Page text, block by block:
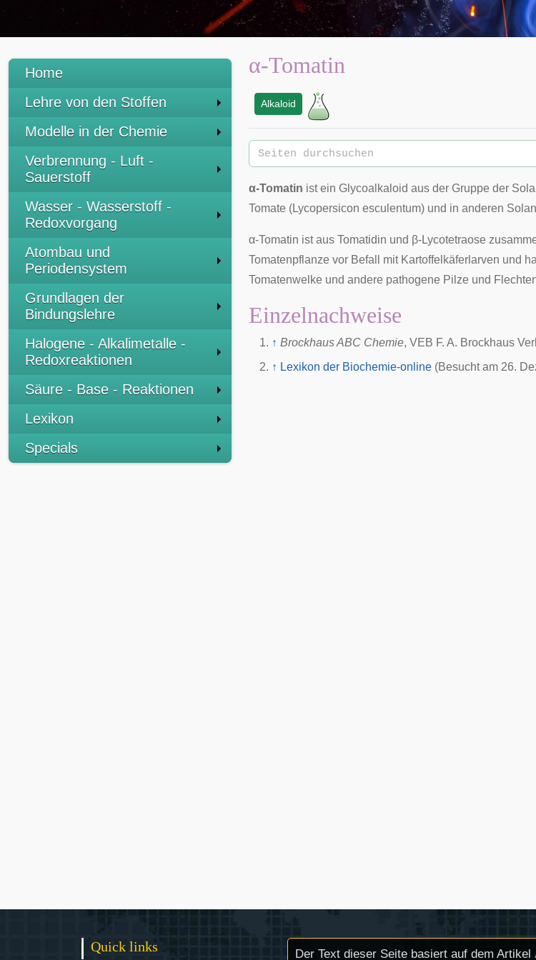
Home
Lehre von den Stoffen
Modelle in der Chemie
Verbrennung - Luft -
Sauerstoff
Wasser - Wasserstoff -
Redoxvorgang
Atombau und
Periodensystem
Grundlagen der
Bindungslehre
Halogene - Alkalimetalle -
Redoxreaktionen
Säure - Base - Reaktionen
Lexikon
Specials
α-Tomatin
Alkaloid
α-Tomatin ist ein Glycoalkaloid aus der Gruppe der
Tomate (Lycopersicon esculentum) und in anderen
α-Tomatin ist aus Tomatidin und β-Lycotetraose
Tomatenpflanze vor Befall mit Kartoffelkäferlarven und
Tomatenwelke und andere pathogene Pilze und
Einzelnachweise
↑ Brockhaus ABC Chemie, VEB F. A. Brockhaus
↑ Lexikon der Biochemie-online (Besucht am 26.
Quick links Der Text dieser Seite basiert auf dem Artikel